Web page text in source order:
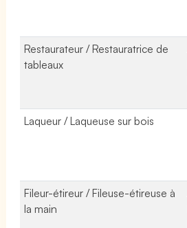
Restaurateur / Restauratrice de
tableaux
Laqueur / Laqueuse sur bois
Fileur-étireur / Fileuse-étireuse à
la main